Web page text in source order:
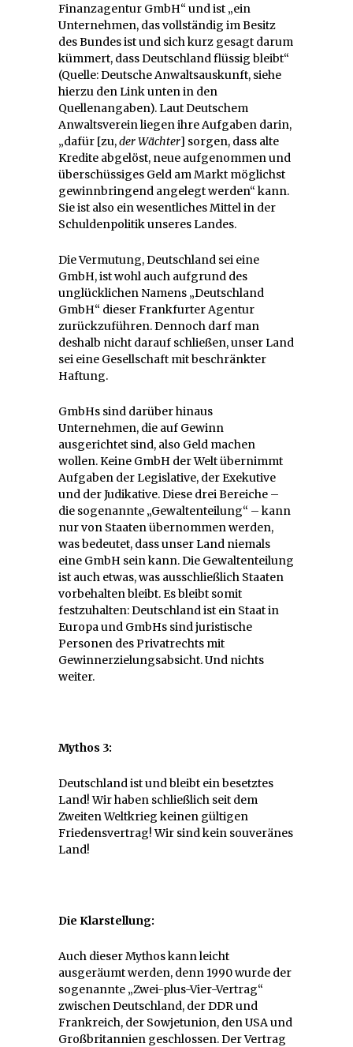
Finanzagentur GmbH“ und ist „ein
Unternehmen, das vollständig im Besitz
des Bundes ist und sich kurz gesagt darum
kümmert, dass Deutschland flüssig bleibt“
(Quelle: Deutsche Anwaltsauskunft, siehe
hierzu den Link unten in den
Quellenangaben). Laut Deutschem
Anwaltsverein liegen ihre Aufgaben darin,
„dafür [zu,der Wächter] sorgen, dass alte
Kredite abgelöst, neue aufgenommen und
überschüssiges Geld am Markt möglichst
gewinnbringend angelegt werden“ kann.
Sie ist also ein wesentliches Mittel in der
Schuldenpolitik unseres Landes.
Die Vermutung, Deutschland sei eine
GmbH, ist wohl auch aufgrund des
unglücklichen Namens „Deutschland
GmbH“ dieser Frankfurter Agentur
zurückzuführen. Dennoch darf man
deshalb nicht darauf schließen, unser Land
sei eine Gesellschaft mit beschränkter
Haftung.
GmbHs sind darüber hinaus
Unternehmen, die auf Gewinn
ausgerichtet sind, also Geld machen
wollen. Keine GmbH der Welt übernimmt
Aufgaben der Legislative, der Exekutive
und der Judikative. Diese drei Bereiche –
die sogenannte „Gewaltenteilung“ – kann
nur von Staaten übernommen werden,
was bedeutet, dass unser Land niemals
eine GmbH sein kann. Die Gewaltenteilung
ist auch etwas, was ausschließlich Staaten
vorbehalten bleibt. Es bleibt somit
festzuhalten: Deutschland ist ein Staat in
Europa und GmbHs sind juristische
Personen des Privatrechts mit
Gewinnerzielungsabsicht. Und nichts
weiter.
Mythos 3:
Deutschland ist und bleibt ein besetztes
Land! Wir haben schließlich seit dem
Zweiten Weltkrieg keinen gültigen
Friedensvertrag! Wir sind kein souveränes
Land!
Die Klarstellung:
Auch dieser Mythos kann leicht
ausgeräumt werden, denn 1990 wurde der
sogenannte „Zwei-plus-Vier-Vertrag“
zwischen Deutschland, der DDR und
Frankreich, der Sowjetunion, den USA und
Großbritannien geschlossen. Der Vertrag